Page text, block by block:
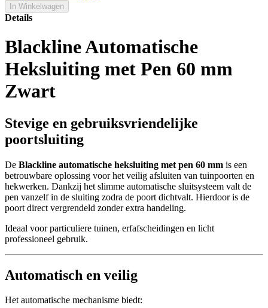
In Winkelwagen
Details
Blackline Automatische
Heksluiting met Pen 60 mm
Zwart
Stevige en gebruiksvriendelijke
poortsluiting
De Blackline automatische heksluiting met pen 60 mm is een
betrouwbare oplossing voor het veilig afsluiten van tuinpoorten en
hekwerken. Dankzij het slimme automatische sluitsysteem valt de
pen vanzelf in de sluiting zodra de poort dichtvalt. Hierdoor is de
poort direct vergrendeld zonder extra handeling.
Ideaal voor particuliere tuinen, erfafscheidingen en licht
professioneel gebruik.
Automatisch en veilig
Het automatische mechanisme biedt: